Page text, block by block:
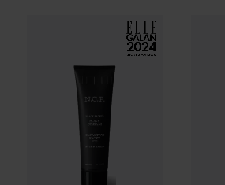
N.C.P.Olfactives